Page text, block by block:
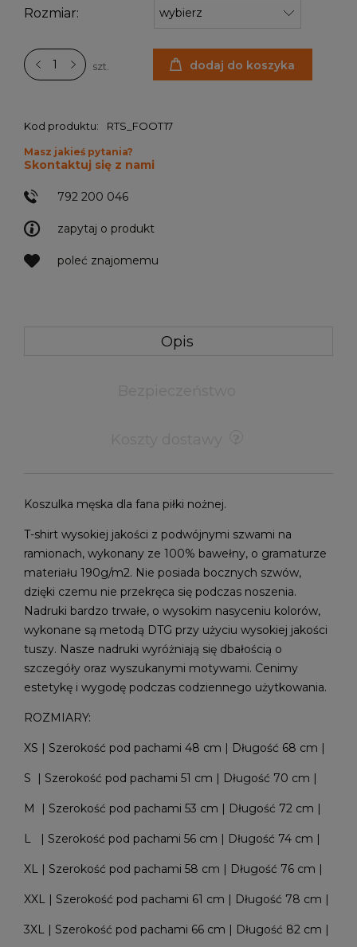
Rozmiar:
szt. dodaj do koszyka
Kod produktu: RTS_FOOT17
zapytaj o produkt
poleć znajomemu
Masz jakieś pytania?
Skontaktuj się z nami
792 200 046
Opis
Koszulka męska dla fana piłki nożnej.
T-shirt wysokiej jakości z podwójnymi szwami na
ramionach, wykonany ze 100% bawełny, o gramaturze
materiału 190g/m2. Nie posiada bocznych szwów,
dzięki czemu nie przekręca się podczas noszenia.
Nadruki bardzo trwałe, o wysokim nasyceniu kolorów,
wykonane są metodą DTG przy użyciu wysokiej jakości
tuszy. Nasze nadruki wyróżniają się dbałością o
szczegóły oraz wyszukanymi motywami. Cenimy
estetykę i wygodę podczas codziennego użytkowania.
ROZMIARY:
XS | Szerokość pod pachami 48 cm | Długość 68 cm |
S | Szerokość pod pachami 51 cm | Długość 70 cm |
M | Szerokość pod pachami 53 cm | Długość 72 cm |
L | Szerokość pod pachami 56 cm | Długość 74 cm |
XL | Szerokość pod pachami 58 cm | Długość 76 cm |
XXL | Szerokość pod pachami 61 cm | Długość 78 cm |
3XL | Szerokość pod pachami 66 cm | Długość 82 cm |